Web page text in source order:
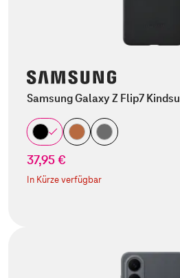
Samsung Galaxy Z Flip7
37,95 €
In Kürze verfügbar